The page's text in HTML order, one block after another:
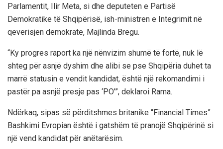
Parlamentit, Ilir Meta, si dhe deputeten e Partisë
Demokratike të Shqipërisë, ish-ministren e Integrimit në
qeverisjen demokrate, Majlinda Bregu.
“Ky progres raport ka një nënvizim shumë të fortë, nuk lë
shteg për asnjë dyshim dhe alibi se pse Shqipëria duhet ta
marrë statusin e vendit kandidat, është një rekomandimi i
pastër pa asnjë presje pas ‘PO’”, deklaroi Rama.
Ndërkaq, sipas së përditshmes britanike “Financial Times”
Bashkimi Evropian është i gatshëm të pranojë Shqipërinë si
një vend kandidat për anëtarësim.